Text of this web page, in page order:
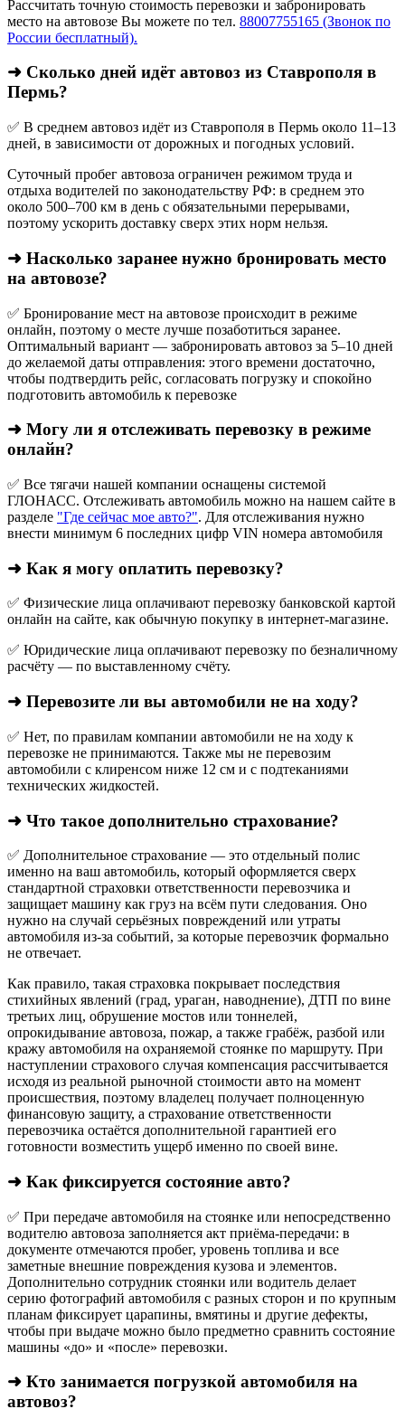
Рассчитать точную стоимость перевозки и забронировать
место на автовозе Вы можете по тел. 88007755165 (Звонок по
России бесплатный).
➜ Сколько дней идёт автовоз из Ставрополя в
Пермь?
✅ В среднем автовоз идёт из Ставрополя в Пермь около 11–13
дней, в зависимости от дорожных и погодных условий.
Суточный пробег автовоза ограничен режимом труда и
отдыха водителей по законодательству РФ: в среднем это
около 500–700 км в день с обязательными перерывами,
поэтому ускорить доставку сверх этих норм нельзя.
➜ Насколько заранее нужно бронировать место
на автовозе?
✅ Бронирование мест на автовозе происходит в режиме
онлайн, поэтому о месте лучше позаботиться заранее.
Оптимальный вариант — забронировать автовоз за 5–10 дней
до желаемой даты отправления: этого времени достаточно,
чтобы подтвердить рейс, согласовать погрузку и спокойно
подготовить автомобиль к перевозке
➜ Могу ли я отслеживать перевозку в режиме
онлайн?
✅ Все тягачи нашей компании оснащены системой
ГЛОНАСС. Отслеживать автомобиль можно на нашем сайте в
разделе "Где сейчас мое авто?". Для отслеживания нужно
внести минимум 6 последних цифр VIN номера автомобиля
➜ Как я могу оплатить перевозку?
✅ Физические лица оплачивают перевозку банковской картой
онлайн на сайте, как обычную покупку в интернет‑магазине.
✅ Юридические лица оплачивают перевозку по безналичному
расчёту — по выставленному счёту.
➜ Перевозите ли вы автомобили не на ходу?
✅ Нет, по правилам компании автомобили не на ходу к
перевозке не принимаются. Также мы не перевозим
автомобили с клиренсом ниже 12 см и с подтеканиями
технических жидкостей.
➜ Что такое дополнительно страхование?
✅ Дополнительное страхование — это отдельный полис
именно на ваш автомобиль, который оформляется сверх
стандартной страховки ответственности перевозчика и
защищает машину как груз на всём пути следования. Оно
нужно на случай серьёзных повреждений или утраты
автомобиля из‑за событий, за которые перевозчик формально
не отвечает.​
Как правило, такая страховка покрывает последствия
стихийных явлений (град, ураган, наводнение), ДТП по вине
третьих лиц, обрушение мостов или тоннелей,
опрокидывание автовоза, пожар, а также грабёж, разбой или
кражу автомобиля на охраняемой стоянке по маршруту. При
наступлении страхового случая компенсация рассчитывается
исходя из реальной рыночной стоимости авто на момент
происшествия, поэтому владелец получает полноценную
финансовую защиту, а страхование ответственности
перевозчика остаётся дополнительной гарантией его
готовности возместить ущерб именно по своей вине.
➜ Как фиксируется состояние авто?
✅ При передаче автомобиля на стоянке или непосредственно
водителю автовоза заполняется акт приёма-передачи: в
документе отмечаются пробег, уровень топлива и все
заметные внешние повреждения кузова и элементов.
Дополнительно сотрудник стоянки или водитель делает
серию фотографий автомобиля с разных сторон и по крупным
планам фиксирует царапины, вмятины и другие дефекты,
чтобы при выдаче можно было предметно сравнить состояние
машины «до» и «после» перевозки.
➜ Кто занимается погрузкой автомобиля на
автовоз?